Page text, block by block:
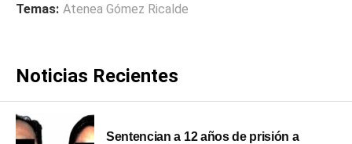
Temas: Atenea Gómez Ricalde
Noticias Recientes
Sentencian a 12 años de prisión a